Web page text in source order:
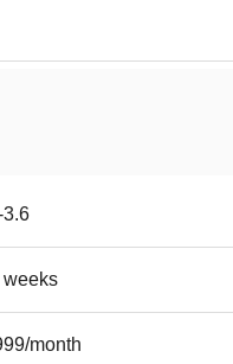
3.6
weeks
month